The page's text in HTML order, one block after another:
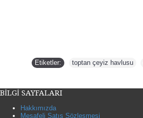
Etiketler: toptan çeyiz havlusu
BİLGİ SAYFALARI
Hakkımızda
Mesafeli Satış Sözleşmesi